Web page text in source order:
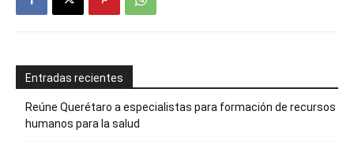
Entradas recientes
Reúne Querétaro a especialistas para formación de recursos
humanos para la salud